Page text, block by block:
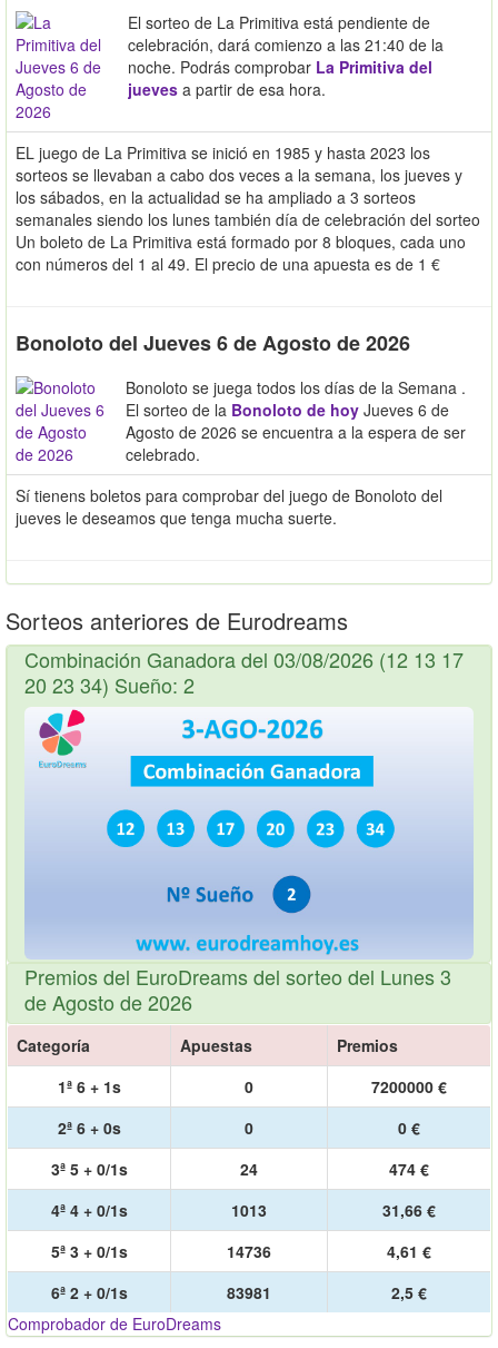
El sorteo de La Primitiva está pendiente de
celebración, dará comienzo a las 21:40 de la
noche. Podrás comprobar La Primitiva del
jueves a partir de esa hora.
EL juego de La Primitiva se inició en 1985 y hasta 2023 los
sorteos se llevaban a cabo dos veces a la semana, los jueves y
los sábados, en la actualidad se ha ampliado a 3 sorteos
semanales siendo los lunes también día de celebración del sorteo
Un boleto de La Primitiva está formado por 8 bloques, cada uno
con números del 1 al 49. El precio de una apuesta es de 1 €
Bonoloto del Jueves 6 de Agosto de 2026
Bonoloto se juega todos los días de la Semana .
El sorteo de la Bonoloto de hoy Jueves 6 de
Agosto de 2026 se encuentra a la espera de ser
celebrado.
Sí tienens boletos para comprobar del juego de Bonoloto del
jueves le deseamos que tenga mucha suerte.
Sorteos anteriores de Eurodreams
Combinación Ganadora del 03/08/2026 (12 13 17
20 23 34) Sueño: 2
Premios del EuroDreams del sorteo del Lunes 3
de Agosto de 2026
Categoría Apuestas
Premios
1ª 6 + 1s
0
7200000 €
2ª 6 + 0s
0
0 €
3ª 5 + 0/1s
24
474 €
4ª 4 + 0/1s
1013
31,66 €
5ª 3 + 0/1s
14736
4,61 €
6ª 2 + 0/1s
83981
2,5 €
Comprobador de EuroDreams